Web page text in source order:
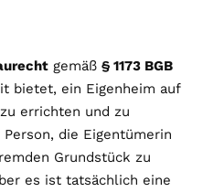
gemäß § 1173 BGB
bietet, ein Eigenheim auf
errichten und zu
die Eigentümerin
Grundstück zu
es ist tatsächlich eine